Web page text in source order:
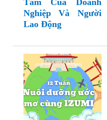
Tâm Của Doanh
Nghiệp Và Người
Lao Động